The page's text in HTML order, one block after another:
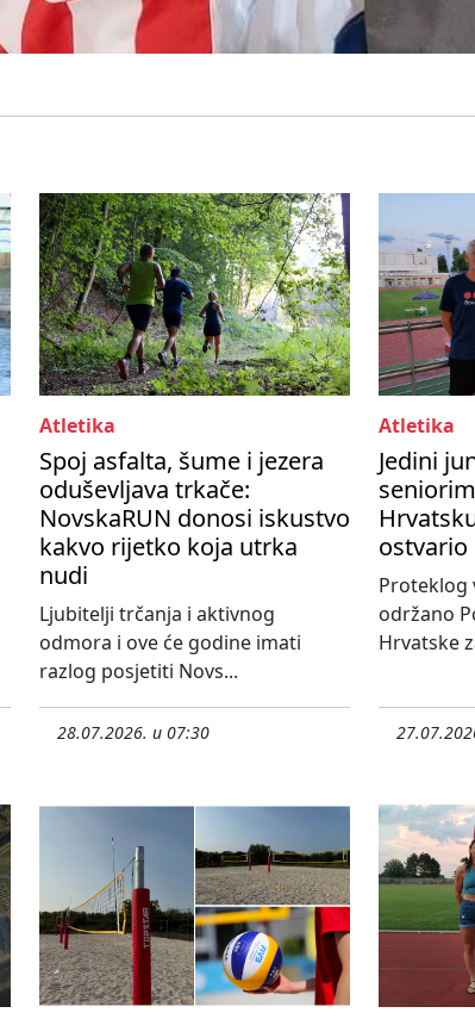
Atletika
Spoj asfalta, šume i jezera
oduševljava trkače:
NovskaRUN donosi iskustvo
kakvo rijetko koja utrka
nudi
Ljubitelji trčanja i aktivnog
odmora i ove će godine imati
razlog posjetiti Novs...
28.07.2026. u 07:30
Atletika
Jedini
Proteklog
održano
Hrvatske